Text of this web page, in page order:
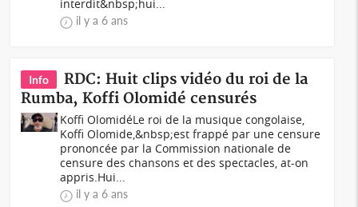
interdit&nbsp;hui...
il y a 6 ans
Info
RDC: Huit clips vidéo du roi de la
Rumba, Koffi Olomidé censurés
Koffi OlomidéLe roi de la musique congolaise,
Koffi Olomide,&nbsp;est frappé par une censure
prononcée par la Commission nationale de
censure des chansons et des spectacles, at-on
appris.Hui...
il y a 6 ans